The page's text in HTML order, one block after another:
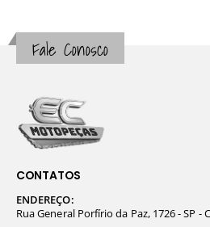
Fale Conosco
CONTATOS
ENDEREÇO:
Rua General Porfírio da Paz, 1726 - SP -